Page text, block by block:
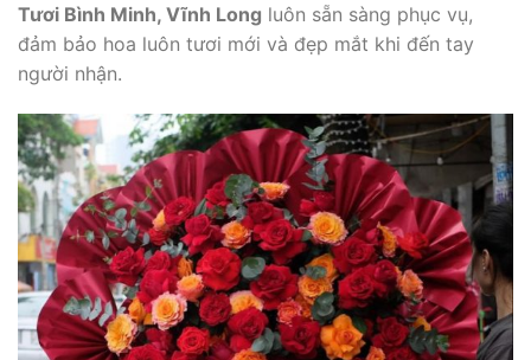
Tươi Bình Minh, Vĩnh Long luôn sẵn sàng phục vụ,
đảm bảo hoa luôn tươi mới và đẹp mắt khi đến tay
người nhận.